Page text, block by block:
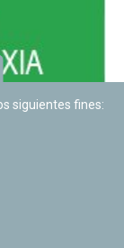
siguientes fines: